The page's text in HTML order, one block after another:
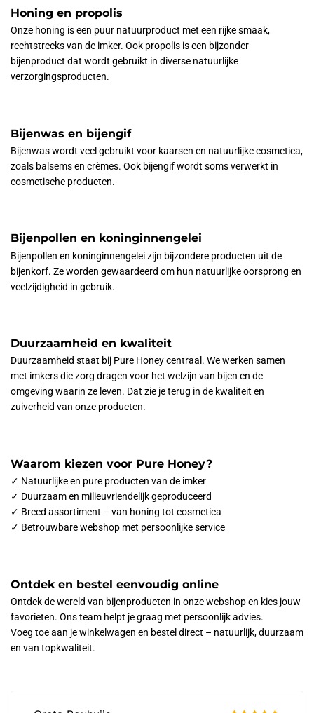
Honing en propolis
Onze honing is een puur natuurproduct met een rijke smaak,
rechtstreeks van de imker. Ook propolis is een bijzonder
bijenproduct dat wordt gebruikt in diverse natuurlijke
verzorgingsproducten.
Bijenwas en bijengif
Bijenwas wordt veel gebruikt voor kaarsen en natuurlijke cosmetica,
zoals balsems en crèmes. Ook bijengif wordt soms verwerkt in
cosmetische producten.
Bijenpollen en koninginnengelei
Bijenpollen en koninginnengelei zijn bijzondere producten uit de
bijenkorf. Ze worden gewaardeerd om hun natuurlijke oorsprong en
veelzijdigheid in gebruik.
Duurzaamheid en kwaliteit
Duurzaamheid staat bij Pure Honey centraal. We werken samen
met imkers die zorg dragen voor het welzijn van bijen en de
omgeving waarin ze leven. Dat zie je terug in de kwaliteit en
zuiverheid van onze producten.
Waarom kiezen voor Pure Honey?
✓ Natuurlijke en pure producten van de imker
✓ Duurzaam en milieuvriendelijk geproduceerd
✓ Breed assortiment – van honing tot cosmetica
✓ Betrouwbare webshop met persoonlijke service
Ontdek en bestel eenvoudig online
Ontdek de wereld van bijenproducten in onze webshop en kies jouw
favorieten. Ons team helpt je graag met persoonlijk advies.
Voeg toe aan je winkelwagen en bestel direct – natuurlijk, duurzaam
en van topkwaliteit.